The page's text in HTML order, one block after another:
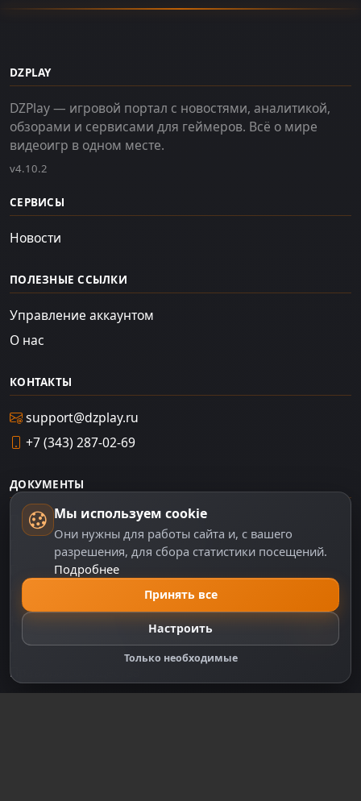
DZPLAY
DZPlay — игровой портал с новостями, аналитикой,
обзорами и сервисами для геймеров. Всё о мире
видеоигр в одном месте.
v4.10.2
СЕРВИСЫ
Новости
ПОЛЕЗНЫЕ ССЫЛКИ
Управление аккаунтом
О нас
КОНТАКТЫ
support@dzplay.ru
+7 (343) 287-02-69
ДОКУМЕНТЫ
Пользовательское соглашение
Политика персональных данных
Правила оплаты
Настройки cookie
Правообладателям
Правила сообщества
Мы используем cookie
Они нужны для работы сайта и, с вашего
разрешения, для сбора статистики посещений.
Подробнее
Принять все
Настроить
Только необходимые